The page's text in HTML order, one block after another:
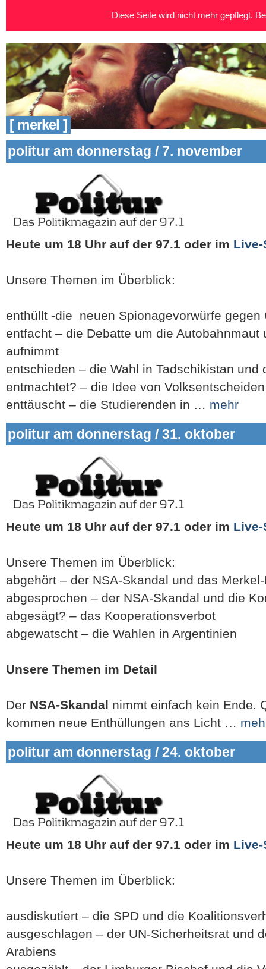
[ merkel ]
politur am donnerstag / 7. november
Heute um 18 Uhr auf der 97.1 oder im Live-
Unsere Themen im Überblick:
enthüllt -die neuen Spionagevorwürfe gegen
entfacht – die Debatte um die Autobahnmaut
aufnimmt
entschieden – die Wahl in Tadschikistan und
entmachtet? – die Idee von
enttäuscht – die Studierenden in … mehr
politur am donnerstag / 31. oktober
Heute um 18 Uhr auf der 97.1 oder im Live-
Unsere Themen im Überblick:
abgehört – der NSA-Skandal und das
abgesprochen – der NSA-Skandal und die
abgesägt? – das Kooperationsverbot
abgewatscht – die Wahlen in Argentinien
Unsere Themen im Detail
Der NSA-Skandal nimmt einfach kein Ende.
kommen neue Enthüllungen ans Licht …
politur am donnerstag / 24. oktober
Heute um 18 Uhr auf der 97.1 oder im Live-
Unsere Themen im Überblick:
ausdiskutiert – die SPD und die
ausgeschlagen – der UN-Sicherheitsrat und
Arabiens
Diese Seite wird nicht mehr gepflegt.